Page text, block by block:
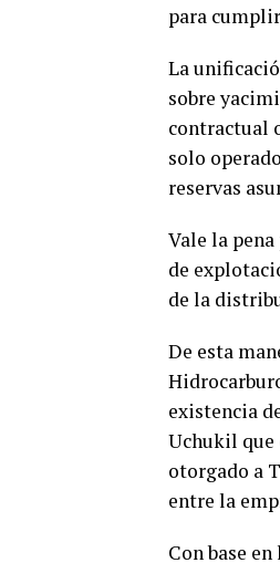
para
La
sobre
contractual
solo
reservas
Vale la
de
de la
De esta
existencia
Uchukil que
otorgado a
entre la
Con base